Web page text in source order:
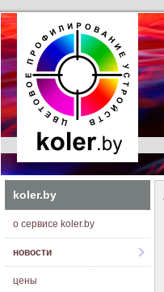
koler.by
о сервисе koler.by
новости
цены